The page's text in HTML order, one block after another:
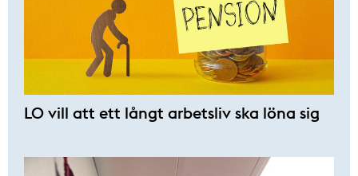
LO vill att ett långt arbetsliv ska löna sig